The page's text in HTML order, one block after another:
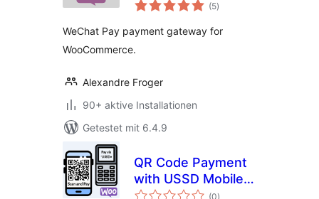
– Woo WeChatPay
(5insgesamt
)
WeChat Pay payment gateway for
WooCommerce.
Alexandre Froger
90+ aktive Installationen
Getestet mit 6.4.9
QR Code Payment
with USSD Mobile
Banking Payment
(0Bewertungen
)